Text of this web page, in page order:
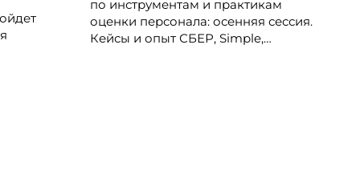
по инструментам и практикам
оценки персонала: осенняя сессия.
Кейсы и опыт СБЕР, Simple,